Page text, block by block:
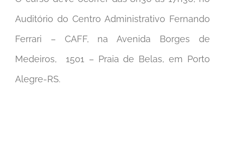
Auditório do Centro Administrativo Fernando
Ferrari – CAFF, na Avenida Borges de
Medeiros, 1501 – Praia de Belas, em Porto
Alegre-RS.